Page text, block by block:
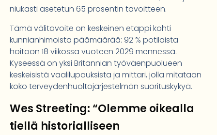
niukasti asetetun 65 prosentin tavoitteen.
Tämä välitavoite on keskeinen etappi kohti
kunnianhimoista päämäärää: 92 % potilaista
hoitoon 18 viikossa vuoteen 2029 mennessä.
Kyseessä on yksi Britannian työväenpuolueen
keskeisistä vaalilupauksista ja mittari, jolla mitataan
koko terveydenhuoltojärjestelmän suorituskykyä.
Wes Streeting: “Olemme oikealla
tiellä historialliseen